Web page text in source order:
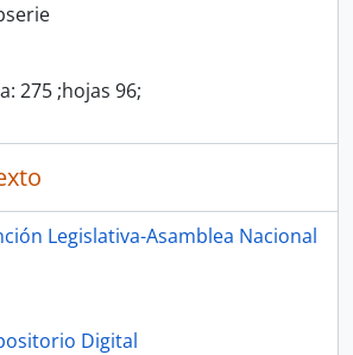
275 ;hojas 96;
Legislativa-Asamblea Nacional
Digital